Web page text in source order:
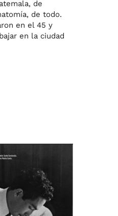
de
de todo.
en el 45 y
en la ciudad